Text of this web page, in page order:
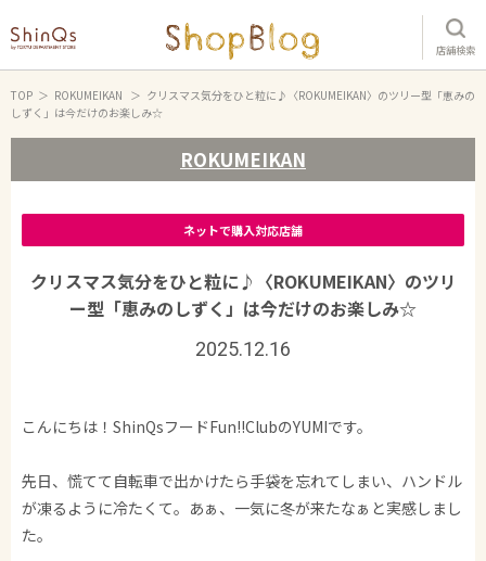
店舗検索
TOP ROKUMEIKAN
クリスマス気分をひと粒に♪〈ROKUMEIKAN〉のツリー型「恵みの
しずく」は今だけのお楽しみ☆
ROKUMEIKAN
ネットで購入対応店舗
クリスマス気分をひと粒に♪〈ROKUMEIKAN〉のツリ
ー型「恵みのしずく」は今だけのお楽しみ☆
2025.12.16
こんにちは！ShinQsフードFun!!ClubのYUMIです。
先日、慌てて自転車で出かけたら手袋を忘れてしまい、ハンドル
が凍るように冷たくて。あぁ、一気に冬が来たなぁと実感しまし
た。